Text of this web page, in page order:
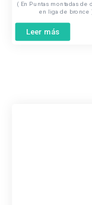
Puntas montadas de
en liga de bronce
Leer más